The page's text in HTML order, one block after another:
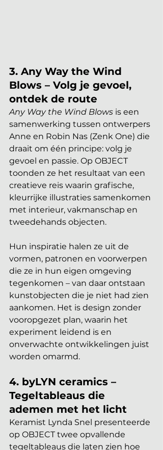
3. Any Way the Wind
Blows – Volg je gevoel,
ontdek de route
Any Way the Wind Blows is een
samenwerking tussen ontwerpers
Anne en Robin Nas (Zenk One) die
draait om één principe: volg je
gevoel en passie. Op OBJECT
toonden ze het resultaat van een
creatieve reis waarin grafische,
kleurrijke illustraties samenkomen
met interieur, vakmanschap en
tweedehands objecten.
Hun inspiratie halen ze uit de
vormen, patronen en voorwerpen
die ze in hun eigen omgeving
tegenkomen – van daar ontstaan
kunstobjecten die je niet had zien
aankomen. Het is design zonder
vooropgezet plan, waarin het
experiment leidend is en
onverwachte ontwikkelingen juist
worden omarmd.
4. byLYN ceramics –
Tegeltableaus die
ademen met het licht
Keramist Lynda Snel presenteerde
op OBJECT twee opvallende
tegeltableaus die laten zien hoe